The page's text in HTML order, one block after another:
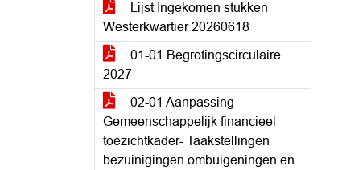
Lijst Ingekomen stukken
Westerkwartier 20260618
01-01 Begrotingscirculaire
2027
02-01 Aanpassing
Gemeenschappelijk financieel
toezichtkader- Taakstellingen
bezuinigingen ombuigeningen en